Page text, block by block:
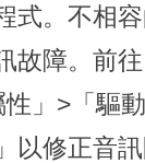
式。不相
故障。前
」>「驅
以修正音訊